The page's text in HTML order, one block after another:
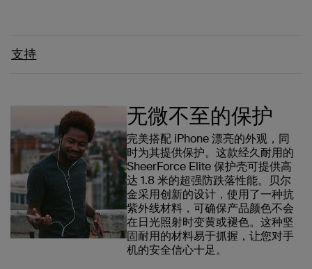
支持
无微不至的保护
完美搭配 iPhone 漂亮的外观，同
时为其提供保护。这款经久耐用的
SheerForce Elite 保护壳可提供高
达 1.8 米的超强防跌落性能。贝尔
金采用创新的设计，使用了一种抗
紫外线材料，可确保产品颜色不会
在日光照射时变黄或褪色。这种坚
固耐用的材料易于抓握，让您对手
机的安全信心十足。